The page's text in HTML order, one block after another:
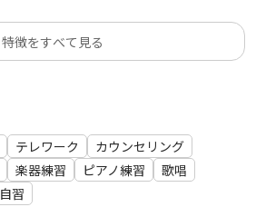
特徴をすべて見る
テレワーク
カウンセリング
楽器練習 ピアノ練習
歌唱
自習